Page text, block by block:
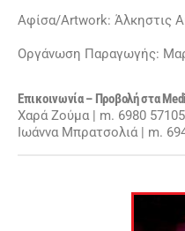
Αφίσα/Artwork: Άλκηστις
Οργάνωση Παραγωγής:
Επικοινωνία – Προβολή στα
Χαρά Ζούμα | m. 6980
Ιωάννα Μπρατσολιά | m.